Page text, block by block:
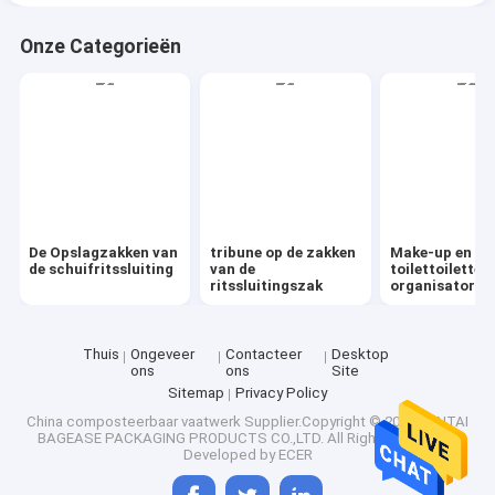
Onze Categorieën
De Opslagzakken van
de schuifritssluiting
tribune op de zakken
van de
ritssluitingszak
Make-up en
toilettoiletten
organisator
Thuis
Ongeveer
ons
Contacteer
ons
Desktop
Site
Sitemap
Privacy Policy
China composteerbaar vaatwerk Supplier.Copyright © 2025 YANTAI
BAGEASE PACKAGING PRODUCTS CO.,LTD. All Rights Reserved.
Developed by ECER